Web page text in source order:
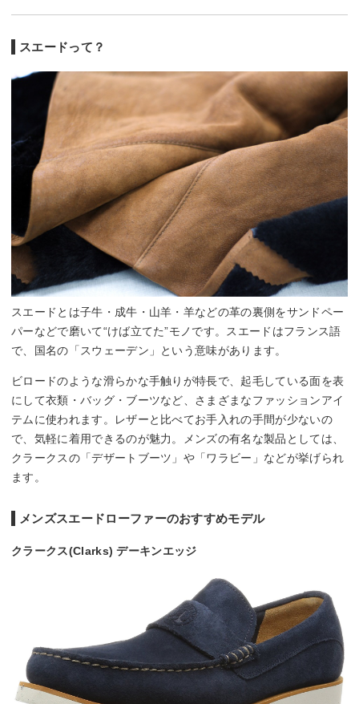
スエードって？
スエードとは子牛・成牛・山羊・羊などの革の裏側をサンドペー
パーなどで磨いて“けば立てた”モノです。スエードはフランス語
で、国名の「スウェーデン」という意味があります。
ビロードのような滑らかな手触りが特長で、起毛している面を表
にして衣類・バッグ・ブーツなど、さまざまなファッションアイ
テムに使われます。レザーと比べてお手入れの手間が少ないの
で、気軽に着用できるのが魅力。メンズの有名な製品としては、
クラークスの「デザートブーツ」や「ワラビー」などが挙げられ
ます。
メンズスエードローファーのおすすめモデル
クラークス(Clarks) デーキンエッジ